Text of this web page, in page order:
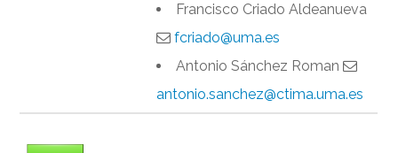
Francisco Criado Aldeanueva
fcriado@uma.es
Antonio Sánchez Roman
antonio.sanchez@ctima.uma.es